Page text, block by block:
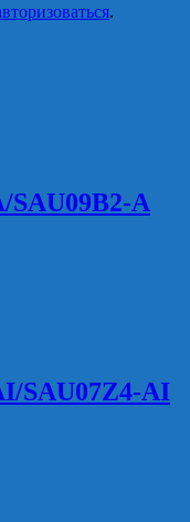
.
SAU09B2-A
SAU07Z4-AI